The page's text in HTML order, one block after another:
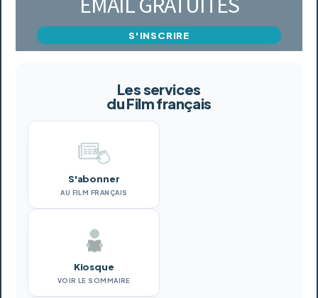
S'INSCRIRE
Les services
du Film français
S'abonner
AU FILM FRANÇAIS
Kiosque
VOIR LE SOMMAIRE